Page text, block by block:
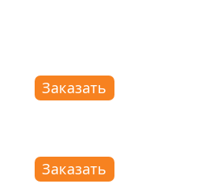
Заказать
Заказать